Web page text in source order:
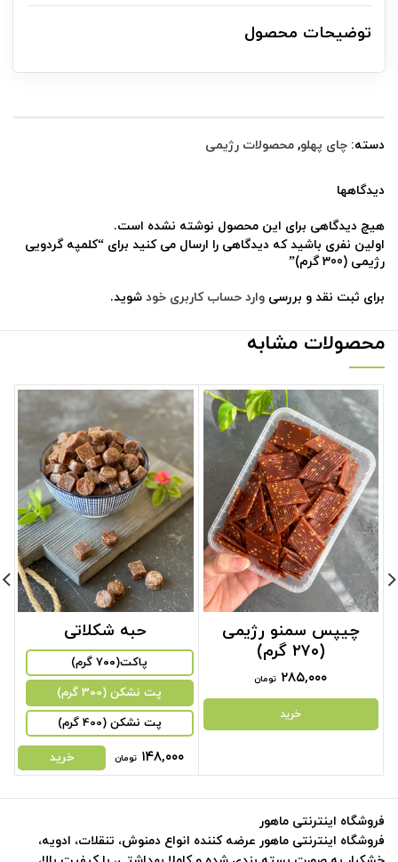
توضیحات محصول
دسته: چای پهلو, محصولات رژیمی
دیدگاهها
هیچ دیدگاهی برای این محصول نوشته نشده است.
اولین نفری باشید که دیدگاهی را ارسال می کنید برای “کلمپه گردویی
رژیمی (300 گرم)”
برای ثبت نقد و بررسی وارد حساب کاربری خود شوید.
محصولات مشابه
چیپس سمنو رژیمی
(۲۷۰ گرم)
۲۸۵,۰۰۰ تومان
خرید
حبه شکلاتی
پاکت(۷۰۰ گرم)
پت نشکن (300 گرم)
پت نشکن (400 گرم)
۱۴۸,۰۰۰ تومان خرید
فروشگاه اینترنتی ماهور
فروشگاه اینترنتی ماهور عرضه کننده انواع دمنوش، تنقلات، ادویه،